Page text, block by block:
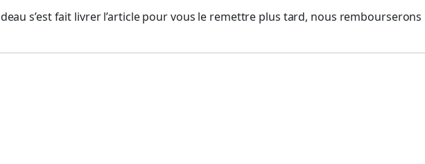
s’est fait livrer l’article pour vous le remettre plus tard, nous rembourserons